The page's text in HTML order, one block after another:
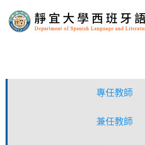
到
主
專任教師
兼任教師